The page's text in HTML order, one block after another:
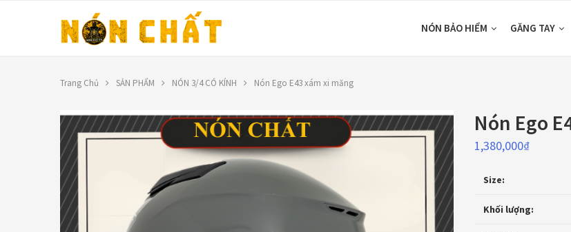
NÓN BẢO HIỂM GĂNG TAY
Trang Chủ SẢN PHẨM NÓN 3/4 CÓ KÍNH Nón Ego E43 xám xi măng
Nón Ego
1,380,000₫
Size:
Khối lượng: